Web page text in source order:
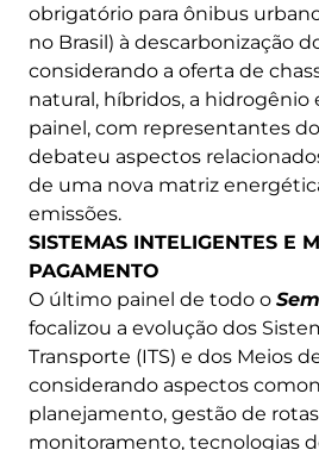
obrigatório para ônibus
no Brasil) à descarbonização
considerando a oferta de
natural, híbridos, a hidrogênio
painel, com representantes
debateu aspectos
de uma nova matriz
emissões.
SISTEMAS INTELIGENTES E
PAGAMENTO
O último painel de todo o
focalizou a evolução dos
Transporte (ITS) e dos Meios
considerando aspectos
planejamento, gestão de
monitoramento, tecnologias